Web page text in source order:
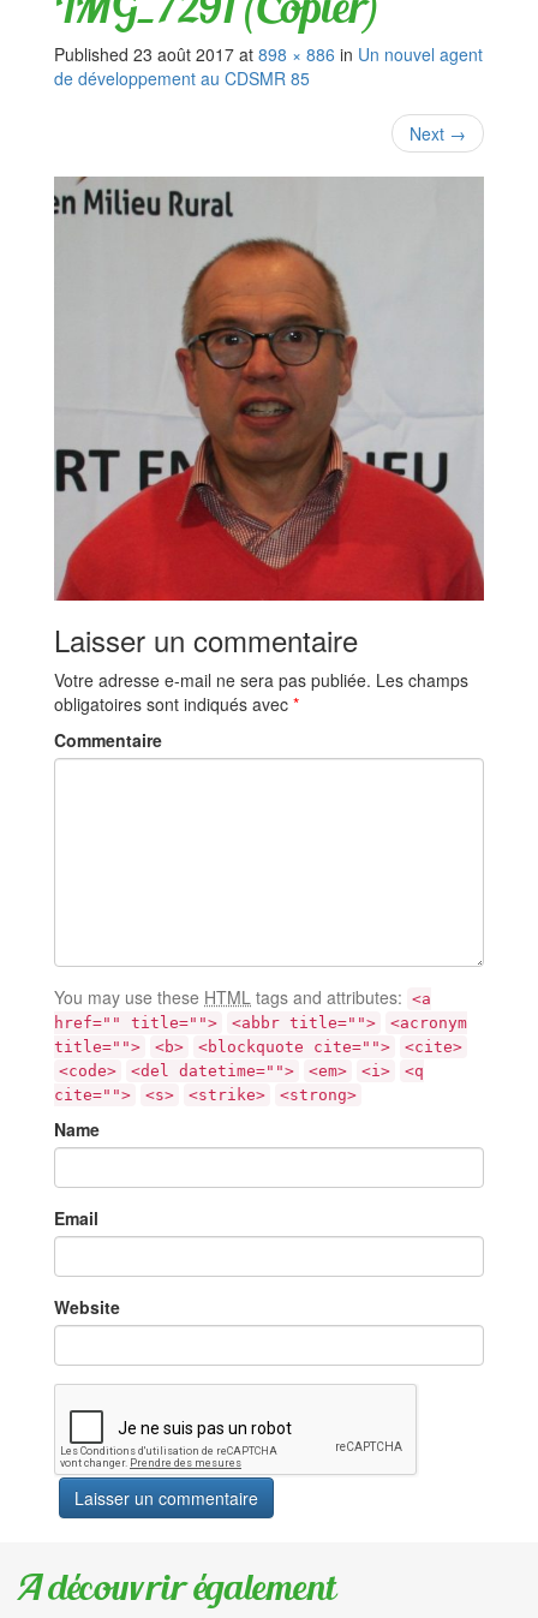
Published 23 août 2017 at 898 × 886 in Un nouvel agent
de développement au CDSMR 85
Next →
Laisser un commentaire
Votre adresse e-mail ne sera pas publiée. Les champs
obligatoires sont indiqués avec *
Commentaire
You may use these HTML tags and attributes: <a
href="" title="">
<abbr title="">
<acronym
title="">
<b> <blockquote cite="">
<cite>
<code>
<del datetime=""> <em> <i>
<q
cite="">
<s> <strike> <strong>
Name
Email
Website
A découvrir également